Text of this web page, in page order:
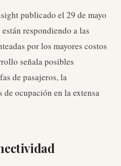
publicado el 29 de mayo
respondiendo a las
por los mayores costos
señala posibles
de pasajeros, la
ocupación en la extensa